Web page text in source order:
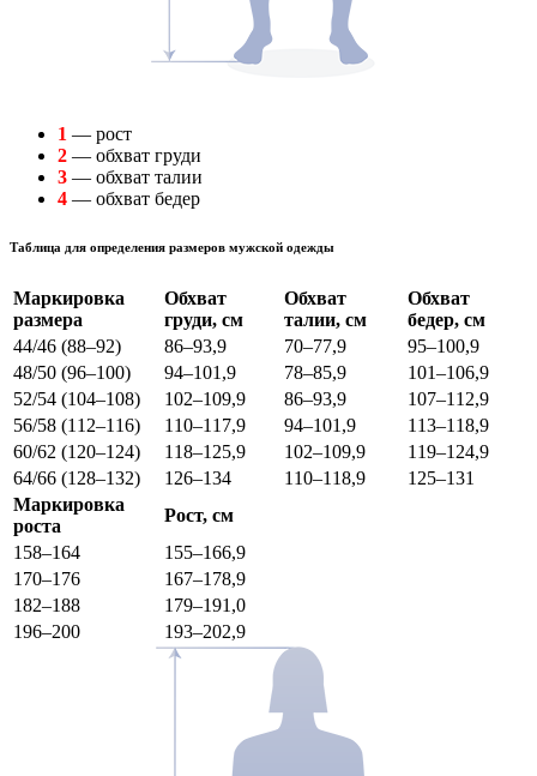
1 — рост
2 — обхват груди
3 — обхват талии
4 — обхват бедер
Таблица для определения размеров мужской одежды
Маркировка
размера
Обхват
груди, см
Обхват
талии, см
Обхват
бедер, см
44/46 (88–92)
86–93,9 70–77,9
95–100,9
48/50 (96–100)
94–101,9 78–85,9
101–106,9
52/54 (104–108)
102–109,9 86–93,9
107–112,9
56/58 (112–116)
110–117,9 94–101,9
113–118,9
60/62 (120–124)
118–125,9 102–109,9
119–124,9
64/66 (128–132)
126–134 110–118,9
125–131
Маркировка
роста
Рост, см
158–164
155–166,9
170–176
167–178,9
182–188
179–191,0
196–200
193–202,9